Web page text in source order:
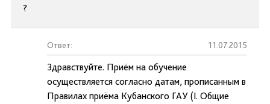
?
Ответ: 11.07.2015
Здравствуйте. Приём на обучение
осуществляется согласно датам, прописанным в
Правилах приёма Кубанского ГАУ (I. Общие